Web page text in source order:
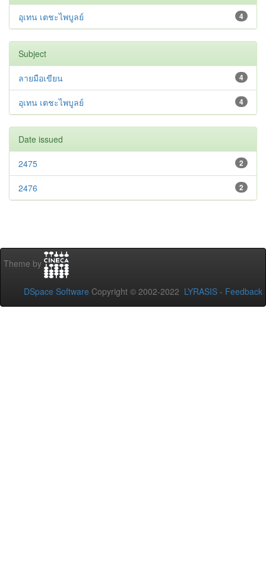
4
อุเทน เตชะไพบูลย์
Subject
4
ลายมือเขียน
4
อุเทน เตชะไพบูลย์
Date issued
2
2475
2
2476
Theme by
DSpace Software Copyright © 2002-2022 LYRASIS - Feedback